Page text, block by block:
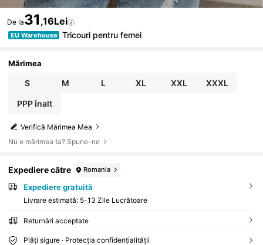
De la31 ,16Lei
EU Warehouse Tricouri pentru femei
Mărimea
S M L XL XXL XXXL
PPP înalt
Verifică Mărimea Mea
Nu e mărimea ta? Spune-ne
Expediere către Romania
Expediere gratuită
Livrare estimată: 5-13 Zile Lucrătoare
Returnări acceptate
Plăți sigure · Protecția confidențialității